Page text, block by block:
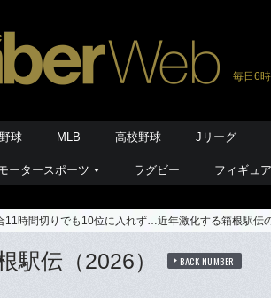
毎日6
球 MLB 高校野球 Jリーグ
ータースポーツ ラグビー フィギュア
11時間切りでも10位に入れず…近年激化する箱根駅伝
駅伝（2026） BACK NUMBER